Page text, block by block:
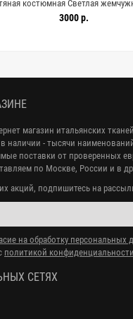
костюмная Светлая
DD40 17122519
3000 р.
магазин итальянских
наличии - тысячи
поставки от проверенных
по Москве, России и в
акций, подпишитесь на
на обработку персональных
политикой конфиденциальности
СЕТЯХ